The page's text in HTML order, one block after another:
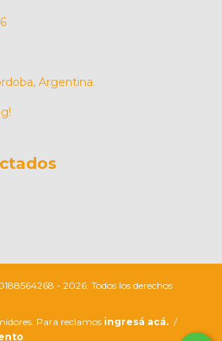
Argentina.
- 2026. Todos los derechos
Para reclamos ingresá acá. /